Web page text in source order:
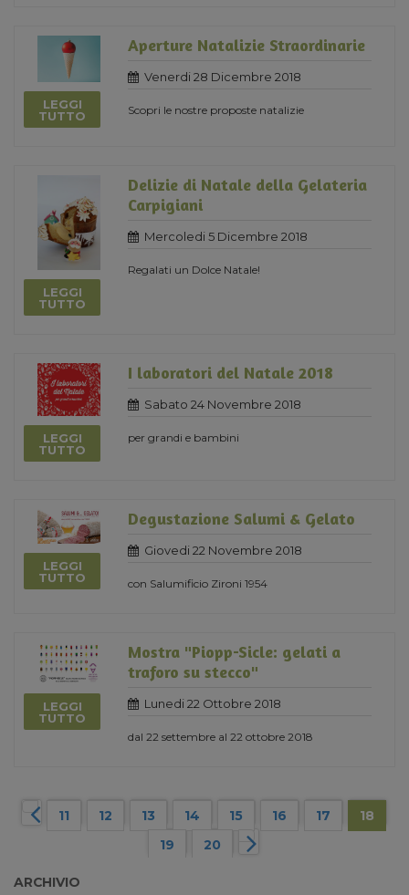
LEGGI
TUTTO
Aperture Natalizie Straordinarie
Venerdi 28 Dicembre 2018
Scopri le nostre proposte natalizie
LEGGI
TUTTO
Delizie di Natale della Gelateria
Carpigiani
Mercoledi 5 Dicembre 2018
Regalati un Dolce Natale!
LEGGI
TUTTO
I laboratori del Natale 2018
Sabato 24 Novembre 2018
per grandi e bambini
LEGGI
TUTTO
Degustazione Salumi & Gelato
Giovedi 22 Novembre 2018
con Salumificio Zironi 1954
LEGGI
TUTTO
Mostra "Piopp-Sicle: gelati a
traforo su stecco"
Lunedi 22 Ottobre 2018
dal 22 settembre al 22 ottobre 2018
11 12 13 14 15 16 17
18
19
20
ARCHIVIO